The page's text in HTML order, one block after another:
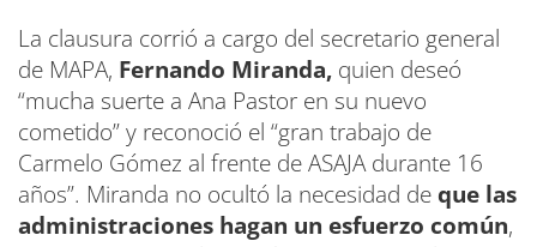
La clausura corrió a cargo del secretario general
de MAPA, Fernando Miranda, quien deseó
“mucha suerte a Ana Pastor en su nuevo
cometido” y reconoció el “gran trabajo de
Carmelo Gómez al frente de ASAJA durante 16
años”. Miranda no ocultó la necesidad de que las
administraciones hagan un esfuerzo común,